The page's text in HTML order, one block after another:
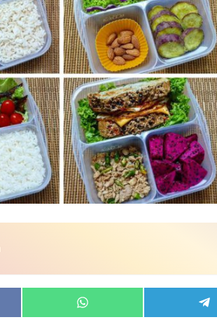
Zon Cantik
Rapi Alert
Share
on
on